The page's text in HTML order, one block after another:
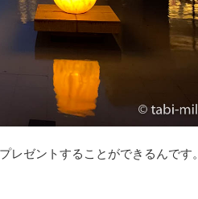
レゼントすることができるんです。